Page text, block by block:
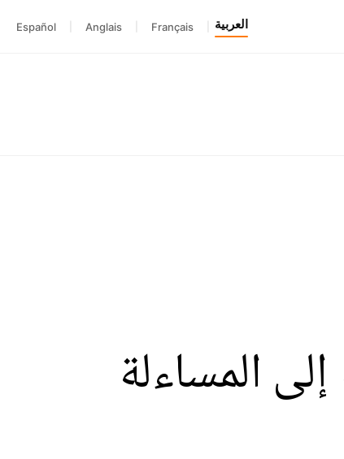
العربية Français
Anglais
Español
المساءلة